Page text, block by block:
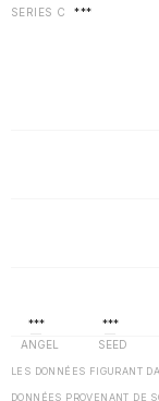
SERIES C ***
LES DONNÉES FIGURANT
DONNÉES PROVENANT DE